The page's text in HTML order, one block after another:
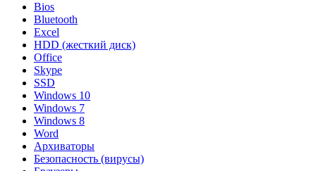
Bios
Bluetooth
Excel
HDD (жесткий диск)
Office
Skype
SSD
Windows 10
Windows 7
Windows 8
Word
Архиваторы
Безопасность (вирусы)